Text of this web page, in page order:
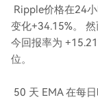
Ripple价格在24
变化+34.15%。
今回报率为
位。
50 天 EMA 在每